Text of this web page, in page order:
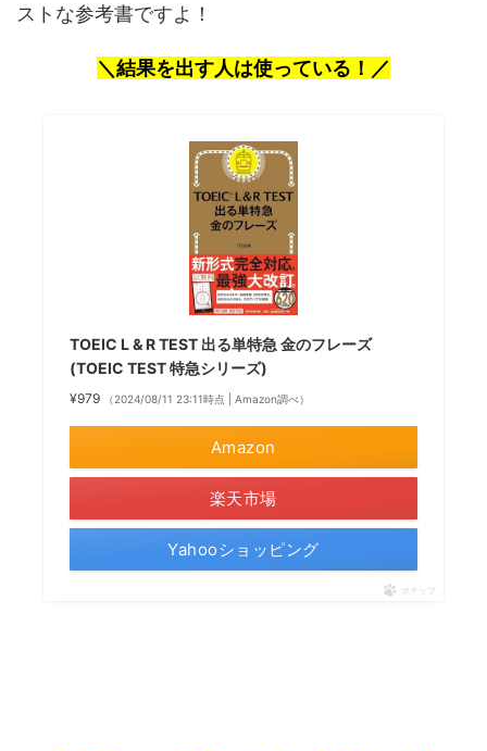
ストな参考書ですよ！
＼結果を出す人は使っている！／
TOEIC L & R TEST 出る単特急 金のフレーズ
(TOEIC TEST 特急シリーズ)
¥979 （2024/08/11 23:11時点 | Amazon調べ）
Amazon
楽天市場
Yahooショッピング
ポチップ